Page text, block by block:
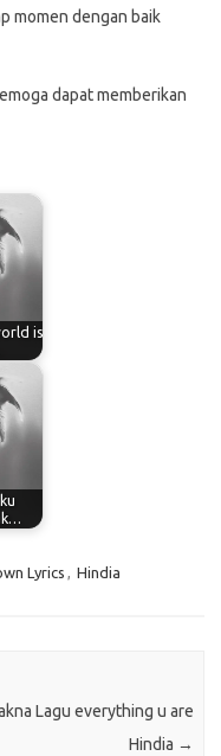
momen dengan baik
dapat memberikan
is
Lyrics , Hindia
Lagu everything u are
Hindia →